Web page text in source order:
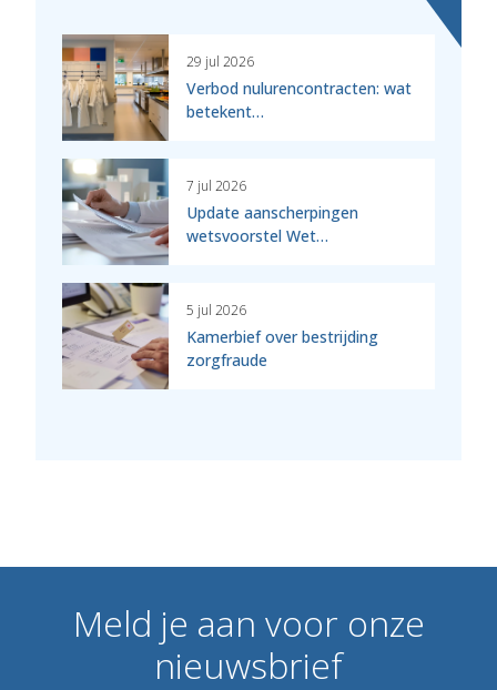
29 jul 2026
Verbod nulurencontracten: wat
betekent…
7 jul 2026
Update aanscherpingen
wetsvoorstel Wet…
5 jul 2026
Kamerbief over bestrijding
zorgfraude
Meld je aan voor onze
nieuwsbrief